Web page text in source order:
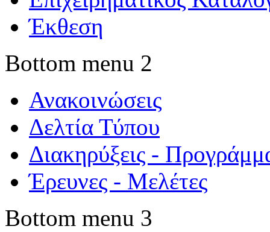
Έκθεση
Bottom menu 2
Ανακοινώσεις
Δελτία Τύπου
Διακηρύξεις -
Έρευνες - Μελέτες
Bottom menu 3